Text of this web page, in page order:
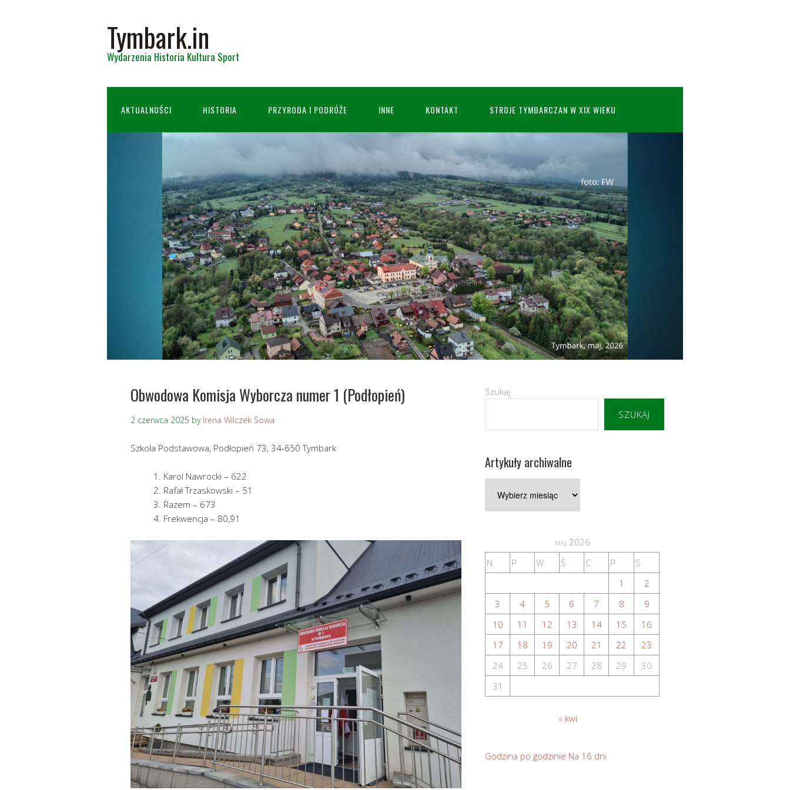
Tymbark.in
Wydarzenia Historia Kultura Sport
AKTUALNOŚCI HISTORIA PRZYRODA I PODRÓŻE INNE KONTAKT STROJE TYMBARCZAN W XIX WIEKU
Obwodowa Komisja Wyborcza numer 1 (Podłopień)
2 czerwca 2025 by Irena Wilczek Sowa
Szkoła Podstawowa, Podłopień 73, 34-650 Tymbark
Karol Nawrocki – 622
Rafał Trzaskowski – 51
Razem – 673
Frekwencja – 80,91
Szukaj
SZUKAJ
Artykuły archiwalne
archiwalne
maj 2026
N
P W Ś C P
S
1
2
3
4 5 6 7 8
9
10
11 12 13 14 15
16
17
18 19 20 21 22
23
24
25 26 27 28 29
30
31
« kwi
Godzina po godzinie Na 16 dni